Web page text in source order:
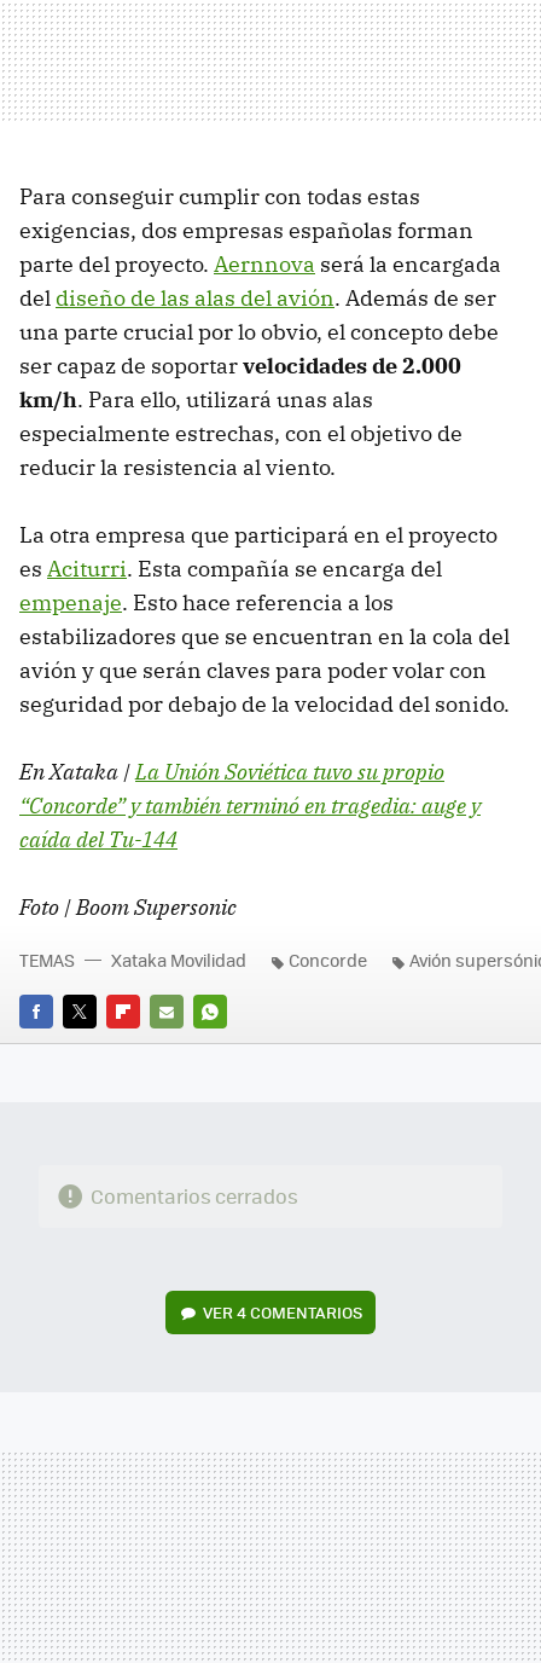
Para conseguir cumplir con todas estas
exigencias, dos empresas españolas forman
parte del proyecto. Aernnova será la encargada
del diseño de las alas del avión. Además de ser
una parte crucial por lo obvio, el concepto debe
ser capaz de soportarvelocidades de 2.000
km/h. Para ello, utilizará unas alas
especialmente estrechas, con el objetivo de
reducir la resistencia al viento.
La otra empresa que participará en el proyecto
es Aciturri. Esta compañía se encarga del
empenaje. Esto hace referencia a los
estabilizadores que se encuentran en la cola del
avión y que serán claves para poder volar con
seguridad por debajo de la velocidad del sonido.
En Xataka |La Unión Soviética tuvo su propio
“Concorde” y también terminó en tragedia: auge y
caída del Tu-144
Foto | Boom Supersonic
FACEBOOK
TWITTERFLIPBOARD
E-
WHATSAPP
TEMAS Xataka Movilidad Concorde Avión
Comentarios cerrados
VER 4 COMENTARIOS